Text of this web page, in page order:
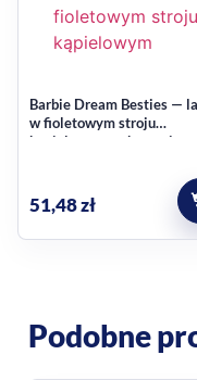
Barbie Dream Besties — lalka
w fioletowym stroju
kąpielowym z akcesorium
51,48zł
Podobne